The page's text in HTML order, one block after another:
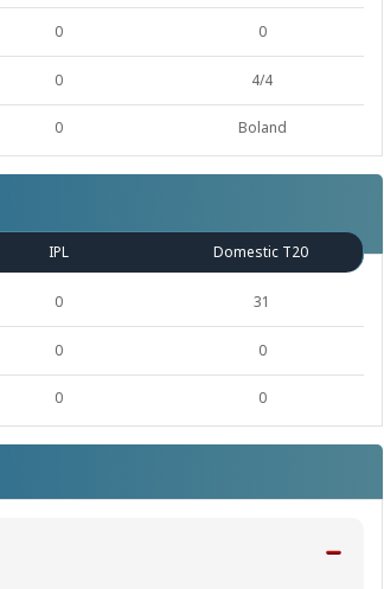
0 0
0 4/4
0 Boland
IPL Domestic T20
0 31
0 0
0 0